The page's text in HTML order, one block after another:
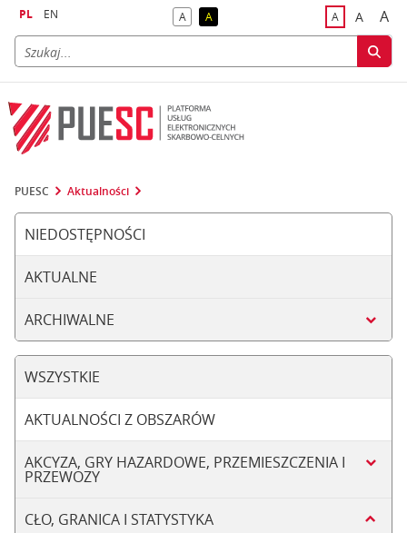
PL EN Akontrast domyślny
Akontrast żółty tekst na czarnym tle
Adomyślna
A A
PUESC Aktualności
NIEDOSTĘPNOŚCI
AKTUALNE
ARCHIWALNE
WSZYSTKIE
AKTUALNOŚCI Z OBSZARÓW
AKCYZA, GRY HAZARDOWE, PRZEMIESZCZENIA I
PRZEWOZY
CŁO, GRANICA I STATYSTYKA